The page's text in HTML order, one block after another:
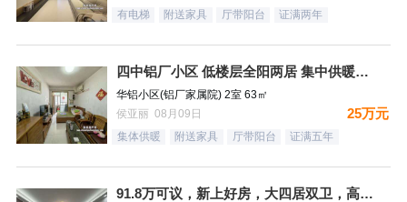
有电梯 附送家具 厅带阳台 证满两年
四中铝厂小区 低楼层全阳两居 集中供暖税费低
华铝小区(铝厂家属院) 2室 63㎡
侯亚丽 08月09日
25万元
集体供暖 附送家具 厅带阳台 证满五年
91.8万可议，新上好房，大四居双卫，高铁新干线，南北通透，